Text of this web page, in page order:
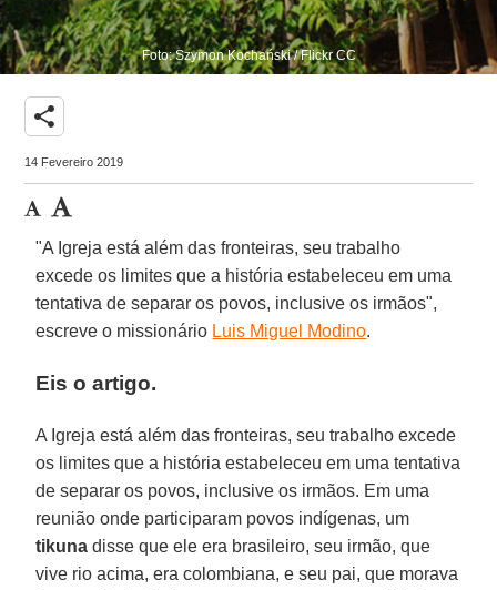
Foto: Szymon Kochański / Flickr CC
share
14 Fevereiro 2019
"A Igreja está além das fronteiras, seu trabalho
excede os limites que a história estabeleceu em uma
tentativa de separar os povos, inclusive os irmãos",
escreve o missionário Luis Miguel Modino.
Eis o artigo.
A Igreja está além das fronteiras, seu trabalho excede
os limites que a história estabeleceu em uma tentativa
de separar os povos, inclusive os irmãos. Em uma
reunião onde participaram povos indígenas, um
tikuna disse que ele era brasileiro, seu irmão, que
vive rio acima, era colombiana, e seu pai, que morava